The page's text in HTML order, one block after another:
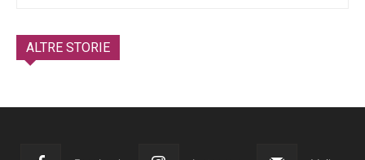
ALTRE STORIE